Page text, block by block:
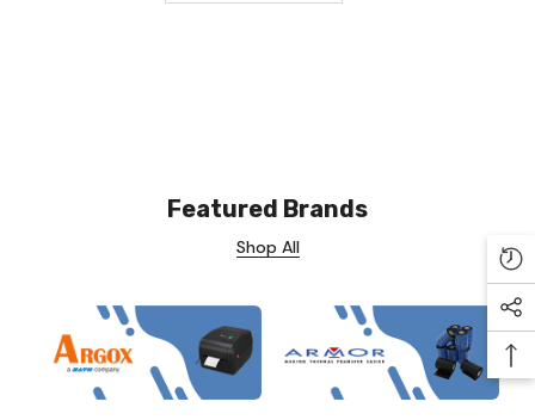
ใหม่-เก่า
Featured Brands
Shop All